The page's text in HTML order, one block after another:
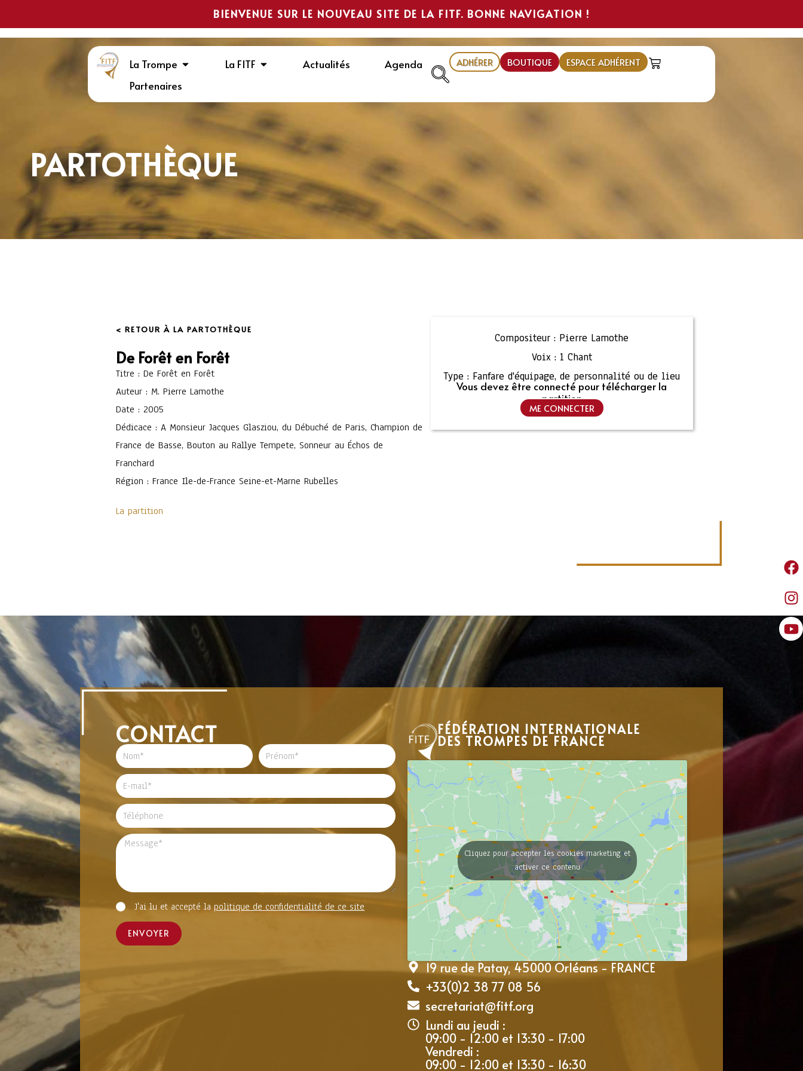
BIENVENUE SUR LE NOUVEAU SITE DE LA FITF. BONNE NAVIGATION !
La Trompe La FITF Actualités
Agenda
Partenaires
ADHÉRER BOUTIQUE ESPACE ADHÉRENT
PARTOTHÈQUE
< RETOUR À LA PARTOTHÈQUE
De Forêt en Forêt
Titre : De Forêt en Forêt
Auteur : M. Pierre Lamothe
Date : 2005
Dédicace : A Monsieur Jacques Glasziou, du Débuché de Paris, Champion de
France de Basse, Bouton au Rallye Tempete, Sonneur au Échos de
Franchard
Région : France Ile-de-France Seine-et-Marne Rubelles
La partition
Compositeur : Pierre Lamothe
Voix : 1 Chant
Type : Fanfare d'équipage, de personnalité ou de lieu
Vous devez être connecté pour télécharger la
partition
ME CONNECTER
CONTACT
J'ai lu et accepté lapolitique de confidentialité de ce site
ENVOYER
FÉDÉRATION INTERNATIONALE
DES TROMPES DE FRANCE
Cliquez pour accepter les cookies marketing et
activer ce contenu
19 rue de Patay, 45000 Orléans - FRANCE
+33(0)2 38 77 08 56
secretariat@fitf.org
Lundi au jeudi :
09:00 - 12:00 et 13:30 - 17:00
Vendredi :
09:00 - 12:00 et 13:30 - 16:30